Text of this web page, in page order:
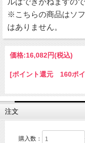
ルはできかねますの
※こちらの商品はソ
はありません。
価格:16,082円(税込)
[ポイント還元 160ポ
注文
購入数：